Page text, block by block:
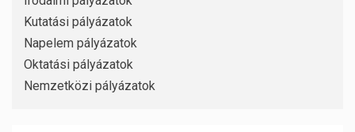
Kutatási pályázatok
Napelem pályázatok
Oktatási pályázatok
Nemzetközi pályázatok